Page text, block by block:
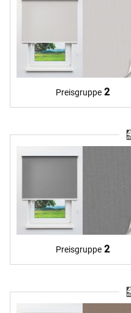
Preisgruppe 2
Preisgruppe 2